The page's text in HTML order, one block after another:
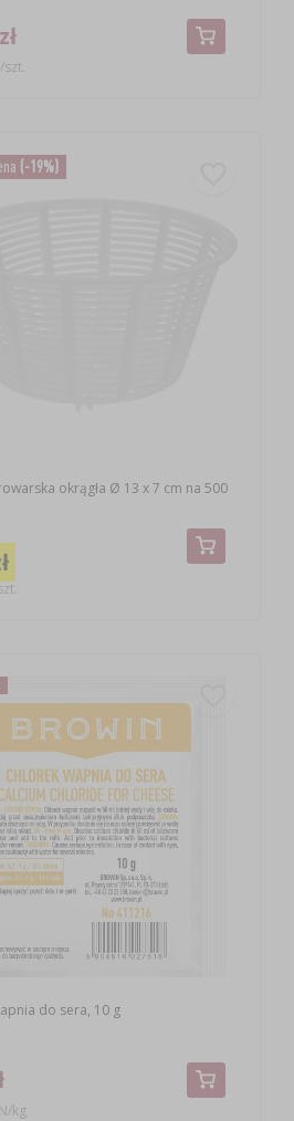
szt.
(-19%)
okrągła Ø 13 x 7 cm na 500
do sera, 10 g
kg